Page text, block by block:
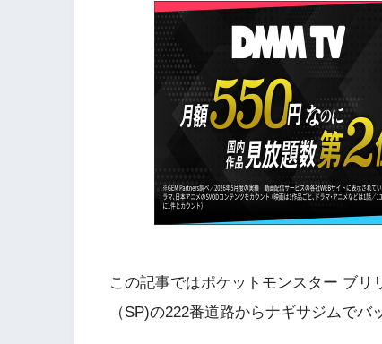
この記事ではポケットモンスター ブ
（SP)の222番道路からナギサジムで